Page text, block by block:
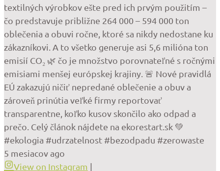
textilných výrobkov ešte pred ich prvým použitím –
čo predstavuje približne 264 000 – 594 000 ton
oblečenia a obuvi ročne, ktoré sa nikdy nedostane ku
zákazníkovi. A to všetko generuje asi 5,6 milióna ton
emisií CO₂ 🌿 čo je množstvo porovnateľné s ročnými
emisiami menšej európskej krajiny. 🚨 Nové pravidlá
EÚ zakazujú ničiť nepredané oblečenie a obuv a
zároveň prinútia veľké firmy reportovať
transparentne, koľko kusov skončilo ako odpad a
prečo. Celý článok nájdete na ekorestart.sk 💚
#ekologia #udrzatelnost #bezodpadu #zerowaste
5 mesiacov ago
View on Instagram |